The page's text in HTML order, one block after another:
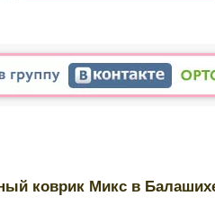
коврик Микс в